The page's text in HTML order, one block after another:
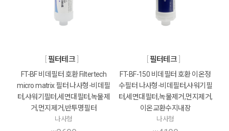
필터테크
FT-BF 비데필터 호환 Filtertech
micro matrix 필터 나사형-비데필
터,샤워기필터,세면대필터,녹물제
거,먼지제거,반투명필터
나사형
필터테크
FT-BF-150 비데필터 호환 이온정
수필터 나사형-비데필터,샤워기필
터,세면대필터,녹물제거,먼지제거,
이온교환수지내장
나사형